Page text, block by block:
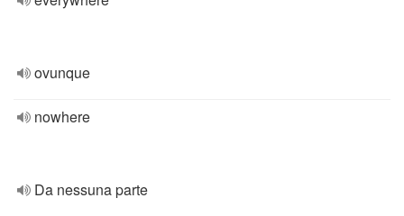
ovunque
nowhere
Da nessuna parte